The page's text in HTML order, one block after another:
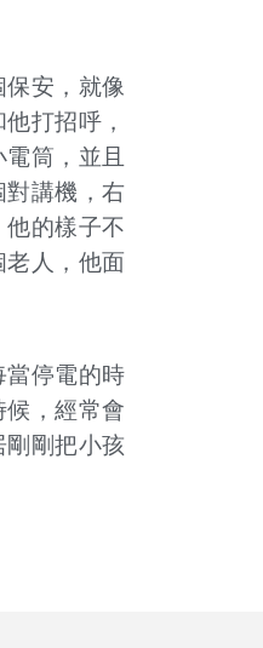
安，就像
打招呼，
筒，並且
對講機，右
的樣子不
老人，他面
當停電的時
，經常會
剛把小孩